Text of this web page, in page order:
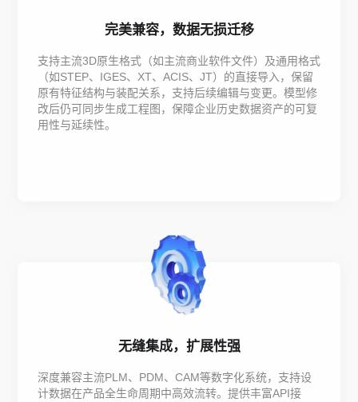
完美兼容，数据无损迁移
支持主流3D原生格式（如主流商业软件文件）及通用格式
（如STEP、IGES、XT、ACIS、JT）的直接导入，保留
原有特征结构与装配关系，支持后续编辑与变更。模型修
改后仍可同步生成工程图，保障企业历史数据资产的可复
用性与延续性。
无缝集成，扩展性强
深度兼容主流PLM、PDM、CAM等数字化系统，支持设
计数据在产品全生命周期中高效流转。提供丰富API接